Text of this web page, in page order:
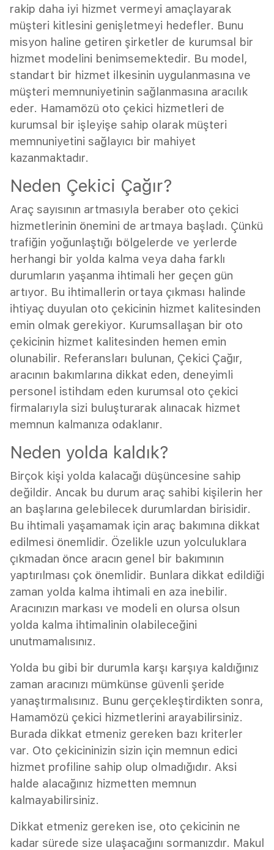
rakip daha iyi hizmet vermeyi amaçlayarak
müşteri kitlesini genişletmeyi hedefler. Bunu
misyon haline getiren şirketler de kurumsal bir
hizmet modelini benimsemektedir. Bu model,
standart bir hizmet ilkesinin uygulanmasına ve
müşteri memnuniyetinin sağlanmasına aracılık
eder. Hamamözü oto çekici hizmetleri de
kurumsal bir işleyişe sahip olarak müşteri
memnuniyetini sağlayıcı bir mahiyet
kazanmaktadır.
Neden Çekici Çağır?
Araç sayısının artmasıyla beraber oto çekici
hizmetlerinin önemini de artmaya başladı. Çünkü
trafiğin yoğunlaştığı bölgelerde ve yerlerde
herhangi bir yolda kalma veya daha farklı
durumların yaşanma ihtimali her geçen gün
artıyor. Bu ihtimallerin ortaya çıkması halinde
ihtiyaç duyulan oto çekicinin hizmet kalitesinden
emin olmak gerekiyor. Kurumsallaşan bir oto
çekicinin hizmet kalitesinden hemen emin
olunabilir. Referansları bulunan, Çekici Çağır,
aracının bakımlarına dikkat eden, deneyimli
personel istihdam eden kurumsal oto çekici
firmalarıyla sizi buluşturarak alınacak hizmet
memnun kalmanıza odaklanır.
Neden yolda kaldık?
Birçok kişi yolda kalacağı düşüncesine sahip
değildir. Ancak bu durum araç sahibi kişilerin her
an başlarına gelebilecek durumlardan birisidir.
Bu ihtimali yaşamamak için araç bakımına dikkat
edilmesi önemlidir. Özelikle uzun yolculuklara
çıkmadan önce aracın genel bir bakımının
yaptırılması çok önemlidir. Bunlara dikkat edildiği
zaman yolda kalma ihtimali en aza inebilir.
Aracınızın markası ve modeli en olursa olsun
yolda kalma ihtimalinin olabileceğini
unutmamalısınız.
Yolda bu gibi bir durumla karşı karşıya kaldığınız
zaman aracınızı mümkünse güvenli şeride
yanaştırmalısınız. Bunu gerçekleştirdikten sonra,
Hamamözü çekici hizmetlerini arayabilirsiniz.
Burada dikkat etmeniz gereken bazı kriterler
var. Oto çekicininizin sizin için memnun edici
hizmet profiline sahip olup olmadığıdır. Aksi
halde alacağınız hizmetten memnun
kalmayabilirsiniz.
Dikkat etmeniz gereken ise, oto çekicinin ne
kadar sürede size ulaşacağını sormanızdır. Makul